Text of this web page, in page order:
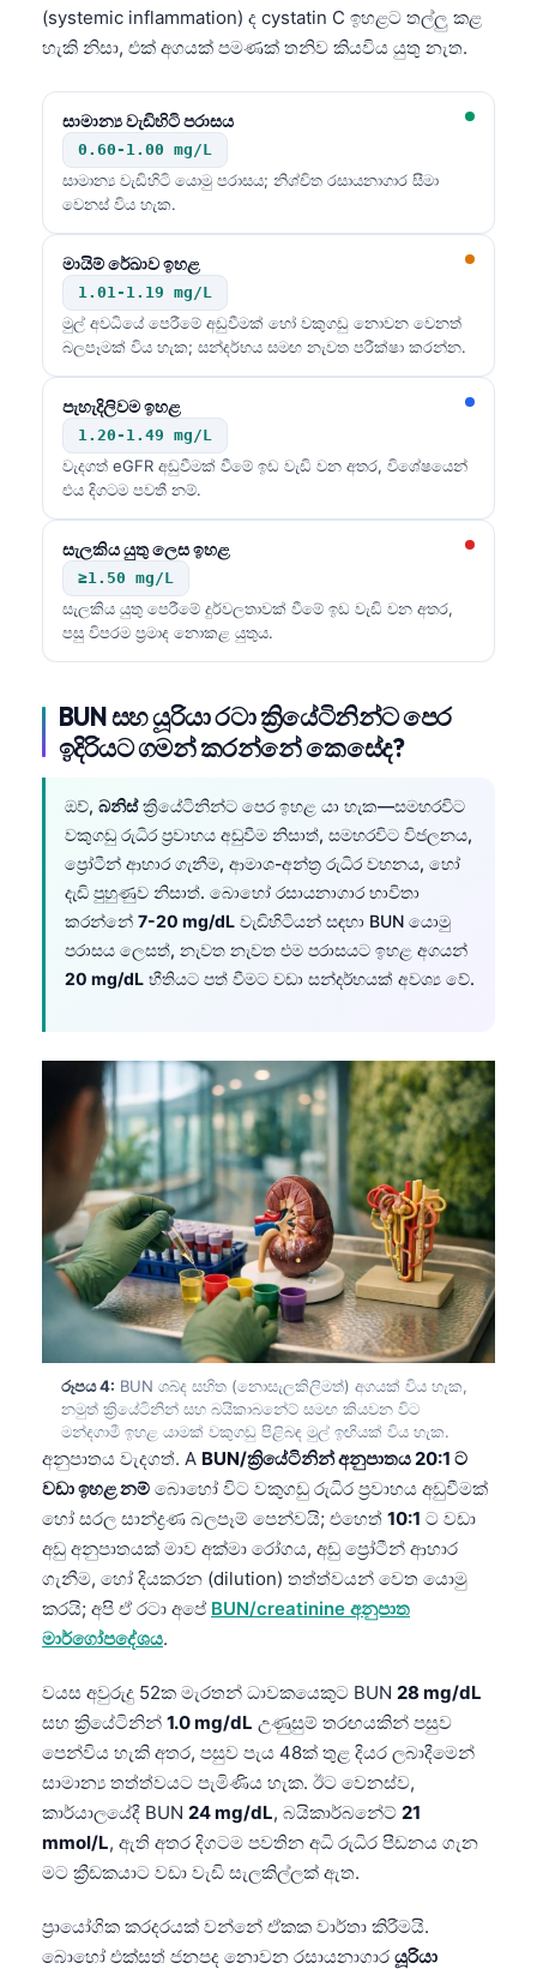
(systemic inflammation) ද cystatin C ඉහළට තල්ලු කළ
හැකි නිසා, එක් අගයක් පමණක් තනිව කියවිය යුතු නැත.
සාමාන්‍ය වැඩිහිටි පරාසය
0.60-1.00 mg/L
සාමාන්‍ය වැඩිහිටි යොමු පරාසය; නිශ්චිත රසායනාගාර සීමා
වෙනස් විය හැක.
මායිම් රේඛාව ඉහළ
1.01-1.19 mg/L
මුල් අවධියේ පෙරීමේ අඩුවීමක් හෝ වකුගඩු නොවන වෙනත්
බලපෑමක් විය හැක; සන්දර්භය සමඟ නැවත පරීක්ෂා කරන්න.
පැහැදිලිවම ඉහළ
1.20-1.49 mg/L
වැදගත් eGFR අඩුවීමක් වීමේ ඉඩ වැඩි වන අතර, විශේෂයෙන්
එය දිගටම පවතී නම්.
සැලකිය යුතු ලෙස ඉහළ
≥1.50 mg/L
සැලකිය යුතු පෙරීමේ දුර්වලතාවක් වීමේ ඉඩ වැඩි වන අතර,
පසු විපරම ප්‍රමාද නොකළ යුතුය.
BUN සහ යූරියා රටා ක්‍රියේටිනින්ට පෙර
ඉදිරියට ගමන් කරන්නේ කෙසේද?
ඔව්, බනිස්ක්‍රියේටිනින්ට පෙර ඉහළ යා හැක—සමහරවිට
වකුගඩු රුධිර ප්‍රවාහය අඩුවීම නිසාත්, සමහරවිට විජලනය,
ප්‍රෝටීන් ආහාර ගැනීම, ආමාශ-අන්ත්‍ර රුධිර වහනය, හෝ
දැඩි පුහුණුව නිසාත්. බොහෝ රසායනාගාර භාවිතා
කරන්නේ 7-20 mg/dL වැඩිහිටියන් සඳහා BUN යොමු
පරාසය ලෙසත්, නැවත නැවත එම පරාසයට ඉහළ අගයන්
20 mg/dL භීතියට පත් වීමට වඩා සන්දර්භයක් අවශ්‍ය වේ.
රූපය 4: BUN ශබ්ද සහිත (නොසැලකිලිමත්) අගයක් විය හැක,
නමුත් ක්‍රියේටිනින් සහ බයිකාබනේට් සමඟ කියවන විට
මන්දගාමී ඉහළ යාමක් වකුගඩු පිළිබඳ මුල් ඉඟියක් විය හැක.
අනුපාතය වැදගත්. A BUN/ක්‍රියේටිනින් අනුපාතය 20:1 ට
වඩා ඉහළ නම් බොහෝ විට වකුගඩු රුධිර ප්‍රවාහය අඩුවීමක්
හෝ සරල සාන්ද්‍රණ බලපෑම් පෙන්වයි; එහෙත් 10:1 ට වඩා
අඩු අනුපාතයක් මාව අක්මා රෝගය, අඩු ප්‍රෝටීන් ආහාර
ගැනීම, හෝ දියකරන (dilution) තත්ත්වයන් වෙත යොමු
කරයි; අපි ඒ රටා අපේ BUN/creatinine අනුපාත
මාර්ගෝපදේශය.
වයස අවුරුදු 52ක මැරතන් ධාවකයෙකුට BUN 28 mg/dL
සහ ක්‍රියේටිනින් 1.0 mg/dL උණුසුම් තරඟයකින් පසුව
පෙන්විය හැකි අතර, පසුව පැය 48ක් තුළ දියර ලබාදීමෙන්
සාමාන්‍ය තත්ත්වයට පැමිණිය හැක. ඊට වෙනස්ව,
කාර්යාලයේදී BUN 24 mg/dL, බයිකාර්බනේට් 21
mmol/L, ඇති අතර දිගටම පවතින අධි රුධිර පීඩනය ගැන
මට ක්‍රීඩකයාට වඩා වැඩි සැලකිල්ලක් ඇත.
ප්‍රායෝගික කරදරයක් වන්නේ ඒකක වාර්තා කිරීමයි.
බොහෝ එක්සත් ජනපද නොවන රසායනාගාර යූරියා